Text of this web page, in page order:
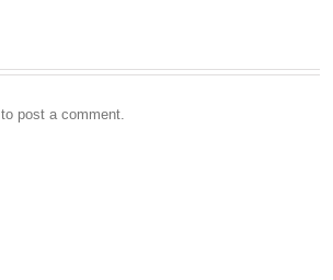
to post a comment.